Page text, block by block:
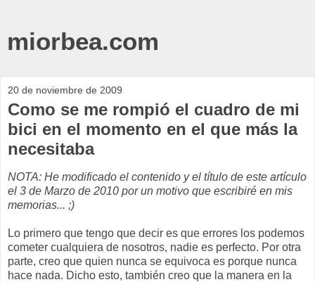
miorbea.com
20 de noviembre de 2009
Como se me rompió el cuadro de mi
bici en el momento en el que más la
necesitaba
NOTA: He modificado el contenido y el título de este artículo
el 3 de Marzo de 2010 por un motivo que escribiré en mis
memorias... ;)
Lo primero que tengo que decir es que errores los podemos
cometer cualquiera de nosotros, nadie es perfecto. Por otra
parte, creo que quien nunca se equivoca es porque nunca
hace nada. Dicho esto, también creo que la manera en la